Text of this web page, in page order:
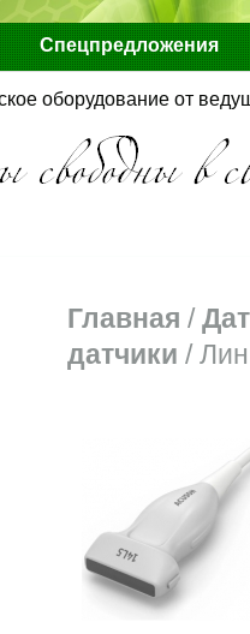
Спецпредложения
оборудование от
Главная /
датчики /